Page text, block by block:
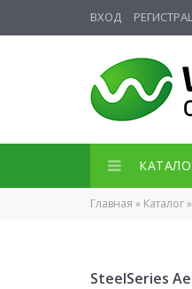
ВХОД
Главная » Каталог»
SteelSeries